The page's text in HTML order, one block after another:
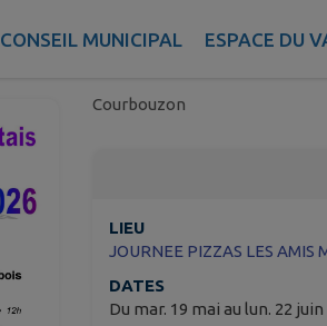
CONSEIL MUNICIPAL ESPACE DU
Courbouzon
LIEU
JOURNEE PIZZAS LES AMIS
DATES
Du mar. 19 mai au lun. 22 juin